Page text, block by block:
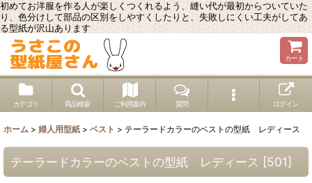
初めてお洋服を作る人が楽しくつくれるよう、縫い代が最初からついていた
り、色分けして部品の区別をしやすくしたりと、失敗しにくい工夫がしてあ
る型紙が沢山あります
カート
カテゴリ 商品検索 ご利用案内 質問 ログイン
ホーム > 婦人用型紙 > ベスト > テーラードカラーのベストの型紙 レディース
テーラードカラーのベストの型紙 レディース [501]